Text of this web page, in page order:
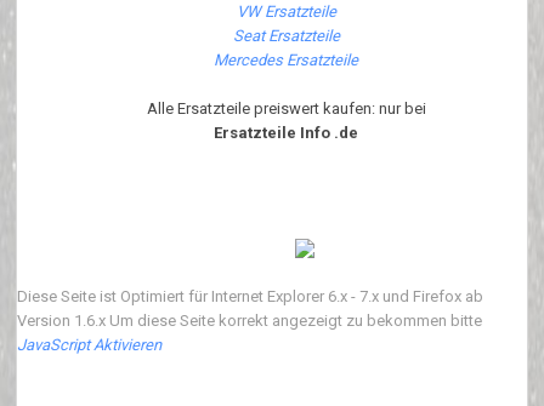
VW Ersatzteile
Seat Ersatzteile
Mercedes Ersatzteile
Alle Ersatzteile preiswert kaufen: nur bei
Ersatzteile Info .de
Diese Seite ist Optimiert für Internet Explorer 6.x - 7.x und Firefox ab
Version 1.6.x Um diese Seite korrekt angezeigt zu bekommen bitte
JavaScript Aktivieren